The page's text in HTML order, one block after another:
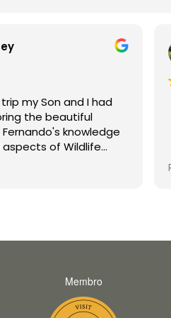
my Son and I had
the beautiful
knowledge
of Wildlife
His enthusiasm is
Membro